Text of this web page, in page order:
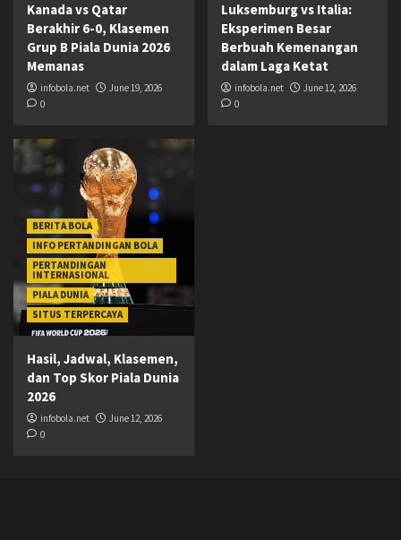
Kanada vs Qatar
Berakhir 6-0, Klasemen
Grup B Piala Dunia 2026
Memanas
infobola.net
June 19, 2026
0
Luksemburg vs Italia:
Eksperimen Besar
Berbuah Kemenangan
dalam Laga Ketat
infobola.net
June 12, 2026
0
BERITA BOLA
INFO PERTANDINGAN BOLA
PERTANDINGAN
INTERNASIONAL
PIALA DUNIA
SITUS TERPERCAYA
Hasil, Jadwal, Klasemen,
dan Top Skor Piala Dunia
2026
infobola.net
June 12, 2026
0